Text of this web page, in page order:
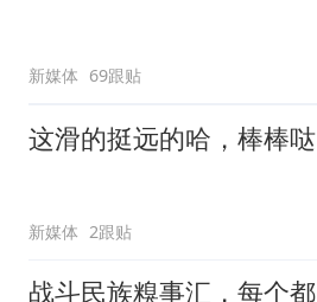
新媒体 69跟贴
这滑的挺远的哈，棒棒哒
新媒体 2跟贴
战斗民族糗事汇，每个都